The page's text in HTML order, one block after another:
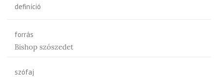
definíció
forrás
Bishop szószedet
szófaj